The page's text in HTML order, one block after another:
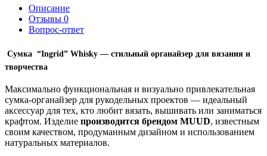
Описание
Отзывы 0
Вопрос-ответ
Сумка “Ingrid” Whisky — стильный органайзер для вязания и
творчества
Максимально функциональная и визуально привлекательная
сумка-органайзер для рукодельных проектов — идеальный
аксессуар для тех, кто любит вязать, вышивать или заниматься
крафтом. Изделие производится брендом MUUD, известным
своим качеством, продуманным дизайном и использованием
натуральных материалов.